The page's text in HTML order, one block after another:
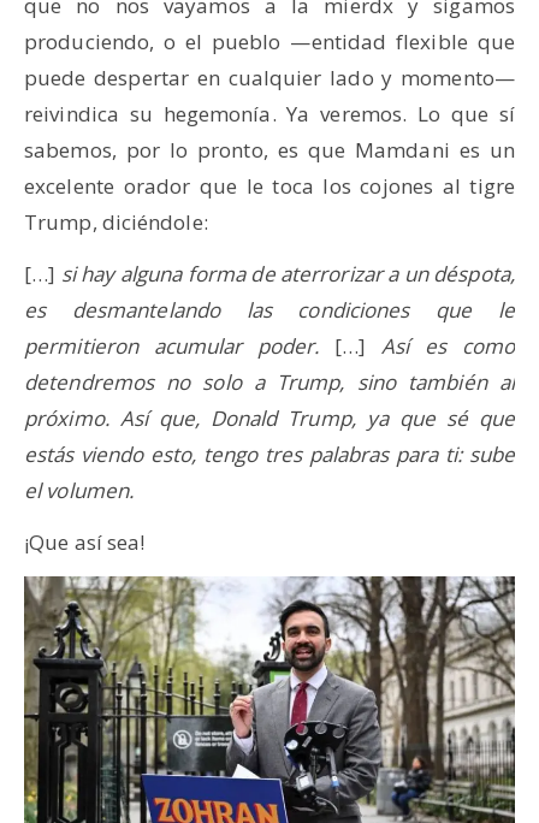
que no nos vayamos a la mierdx y sigamos
produciendo, o el pueblo —entidad flexible que
puede despertar en cualquier lado y momento—
reivindica su hegemonía. Ya veremos. Lo que sí
sabemos, por lo pronto, es que Mamdani es un
excelente orador que le toca los cojones al tigre
Trump, diciéndole:
[…] si hay alguna forma de aterrorizar a un déspota,
es desmantelando las condiciones que le
permitieron acumular poder. […]
Así es como
detendremos no solo a Trump, sino también al
próximo. Así que, Donald Trump, ya que sé que
estás viendo esto, tengo tres palabras para ti: sube
el volumen.
¡Que así sea!